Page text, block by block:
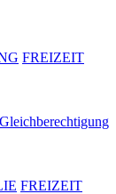
FREIZEIT
FREIZEIT